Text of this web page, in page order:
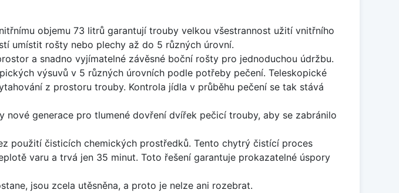
objemu 73 litrů garantují trouby velkou všestrannost užití vnitřního
umístit rošty nebo plechy až do 5 různých úrovní.
a snadno vyjímatelné závěsné boční rošty pro jednoduchou údržbu.
výsuvů v 5 různých úrovních podle potřeby pečení. Teleskopické
z prostoru trouby. Kontrola jídla v průběhu pečení se tak stává
generace pro tlumené dovření dvířek pečicí trouby, aby se zabránilo
použití čisticích chemických prostředků. Tento chytrý čistící proces
varu a trvá jen 35 minut. Toto řešení garantuje prokazatelné úspory
jsou zcela utěsněna, a proto je nelze ani rozebrat.